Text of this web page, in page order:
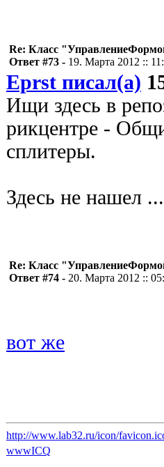
Re: Класс
Ответ #73 - 19. Марта 2012 ::
Eprst писал(а)
Ищи здесь в
рикцентре -
сплитеры.
Здесь не нашел
Re: Класс
Ответ #74 - 20. Марта 2012 ::
вот же
http://www.lab32.ru/icon/
wwwICQ